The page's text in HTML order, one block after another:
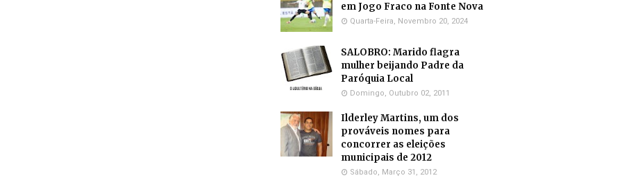
em Jogo Fraco na Fonte Nova
Quarta-Feira, Novembro 20, 2024
SALOBRO: Marido flagra
mulher beijando Padre da
Paróquia Local
Domingo, Outubro 02, 2011
Ilderley Martins, um dos
prováveis nomes para
concorrer as eleições
municipais de 2012
Sábado, Março 31, 2012